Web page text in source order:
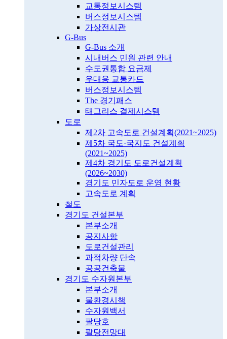
교통정보시스템
버스정보시스템
가상전시관
G-Bus
G-Bus 소개
시내버스 민원 관련 안내
수도권통합 요금제
우대용 교통카드
버스정보시스템
The 경기패스
태그리스 결제시스템
도로
제2차 고속도로 건설계획(2021~2025)
제5차 국도·국지도 건설계획
(2021~2025)
제4차 경기도 도로건설계획
(2026~2030)
경기도 민자도로 운영 현황
고속도로 계획
철도
경기도 건설본부
본부소개
공지사항
도로건설관리
과적차량 단속
공공건축물
경기도 수자원본부
본부소개
물환경시책
수자원백서
팔당호
팔당전망대